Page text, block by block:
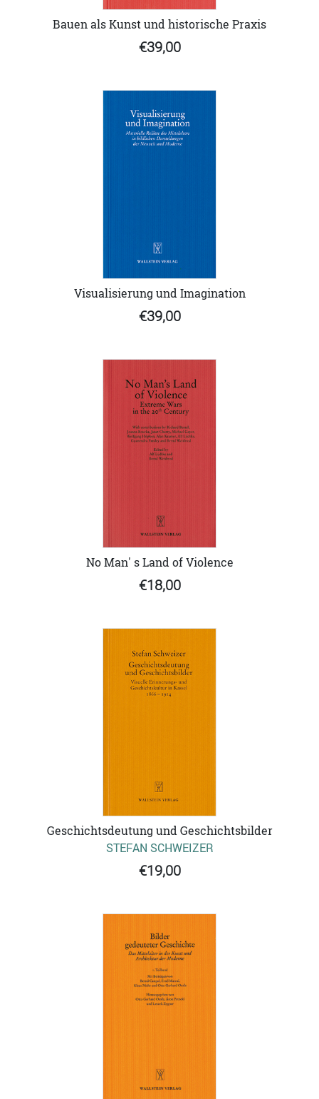
Bauen als Kunst und historische Praxis
€39,00
Visualisierung und Imagination
€39,00
No Man' s Land of Violence
€18,00
Geschichtsdeutung und Geschichtsbilder
STEFAN SCHWEIZER
€19,00